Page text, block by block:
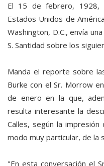
El 15 de febrero, 1928,
Estados Unidos de
Washington, D.C., envía
S. Santidad sobre los
Manda el reporte sobre
Burke con el Sr. Morrow
de enero en la que,
resulta interesante la
Calles, según la
modo muy particular, de la
"En esta conversación el